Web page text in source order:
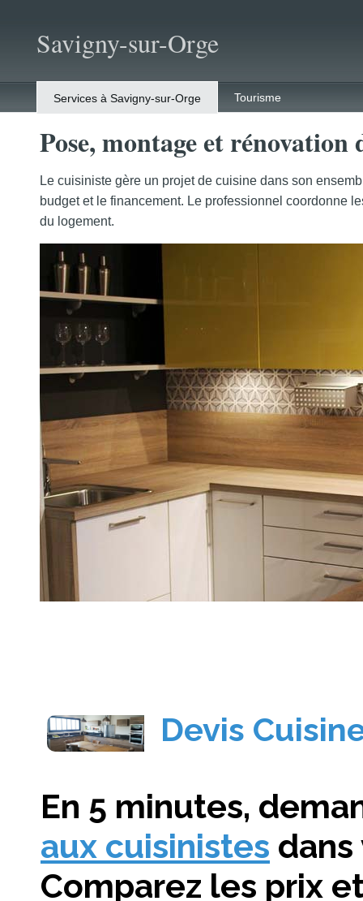
Savigny-sur-Orge
Services à Savigny-sur-Orge Tourisme
Pose, montage et
Le cuisiniste gère un projet de cuisine dans son
budget et le financement. Le professionnel coordonne
du logement.